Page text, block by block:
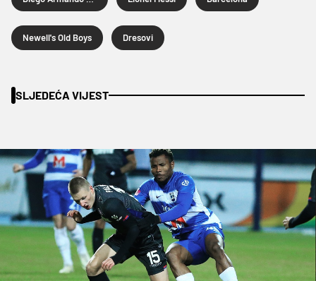
Newell's Old Boys Dresovi
SLJEDEĆA VIJEST